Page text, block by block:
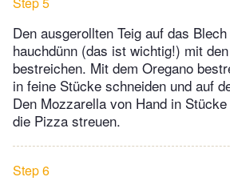
Den ausgerollten Teig auf das
hauchdünn (das ist wichtig!) mit
bestreichen. Mit dem Oregano
in feine Stücke schneiden und auf
Den Mozzarella von Hand in
die Pizza streuen.
Step 6